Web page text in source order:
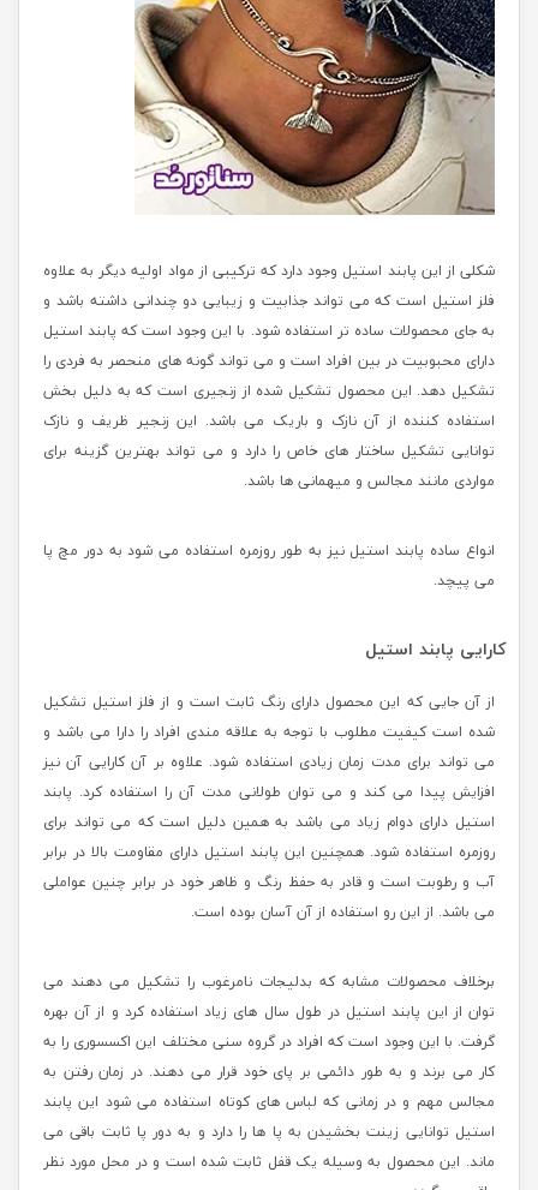
شکلی از این پابند استیل وجود دارد که ترکیبی از مواد اولیه دیگر به علاوه
فلز استیل است که می تواند جذابیت و زیبایی دو چندانی داشته باشد و
به جای محصولات ساده تر استفاده شود. با این وجود است که پابند استیل
دارای محبوبیت در بین افراد است و می تواند گونه های منحصر به فردی را
تشکیل دهد. این محصول تشکیل شده از زنجیری است که به دلیل بخش
استفاده کننده از آن نازک و باریک می باشد. این زنجیر ظریف و نازک
توانایی تشکیل ساختار های خاص را دارد و می تواند بهترین گزینه برای
مواردی مانند مجالس و میهمانی ها باشد.
انواع ساده پابند استیل نیز به طور روزمره استفاده می شود به دور مچ پا
می پیچد.
کارایی پابند استیل
از آن جایی که این محصول دارای رنگ ثابت است و از فلز استیل تشکیل
شده است کیفیت مطلوب با توجه به علاقه مندی افراد را دارا می باشد و
می تواند برای مدت زمان زیادی استفاده شود. علاوه بر آن کارایی آن نیز
افزایش پیدا می کند و می توان طولانی مدت آن را استفاده کرد. پابند
استیل دارای دوام زیاد می باشد به همین دلیل است که می تواند برای
روزمره استفاده شود. همچنین این پابند استیل دارای مقاومت بالا در برابر
آب و رطوبت است و قادر به حفظ رنگ و ظاهر خود در برابر چنین عواملی
می باشد. از این رو استفاده از آن آسان بوده است.
برخلاف محصولات مشابه که بدلیجات نامرغوب را تشکیل می دهند می
توان از این پابند استیل در طول سال های زیاد استفاده کرد و از آن بهره
گرفت. با این وجود است که افراد در گروه سنی مختلف این اکسسوری را به
کار می برند و به طور دائمی بر پای خود قرار می دهند. در زمان رفتن به
مجالس مهم و در زمانی که لباس های کوتاه استفاده می شود این پابند
استیل توانایی زینت بخشیدن به پا ها را دارد و به دور پا ثابت باقی می
ماند. این محصول به وسیله یک قفل ثابت شده است و در محل مورد نظر